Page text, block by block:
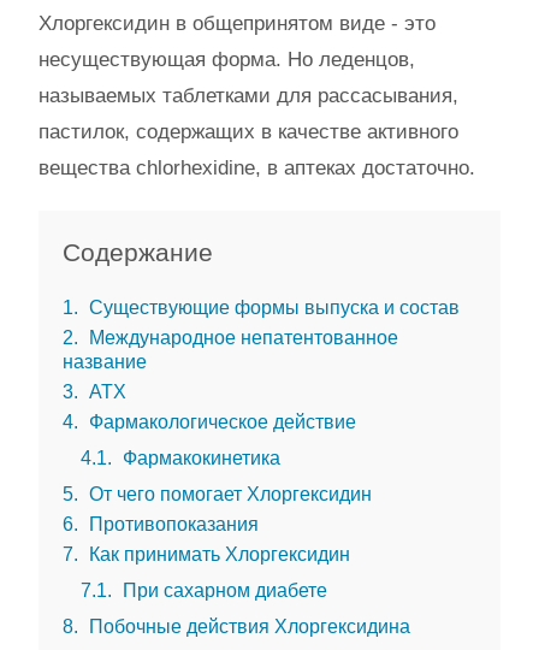
Хлоргексидин в общепринятом виде - это
несуществующая форма. Но леденцов,
называемых таблетками для рассасывания,
пастилок, содержащих в качестве активного
вещества сhlorhexidine, в аптеках достаточно.
Содержание
1
Существующие формы выпуска и состав
2
Международное непатентованное
название
3
АТХ
4
Фармакологическое действие
4.1
Фармакокинетика
5
От чего помогает Хлоргексидин
6
Противопоказания
7
Как принимать Хлоргексидин
7.1
При сахарном диабете
8
Побочные действия Хлоргексидина